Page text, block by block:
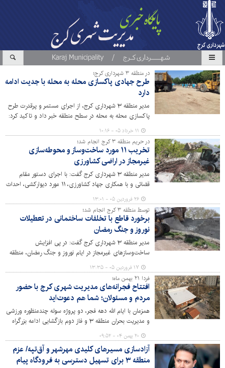
در منطقه ۳ شهرداری کرج؛
طرح جهادی پاکسازی محله به محله با جدیت ادامه
دارد
مدیر منطقه ۳ شهرداری کرج، از اجرای مستمر و پرقدرت طرح
پاکسازی محله به محله در سطح منطقه خبر داد و تاکید کرد:
این طرح با هدف زیباسازی محیط شهری، ارتقای کیفیت
خدمات و افزایش رضایتمندی شهروندان به صورت شبانه‌روزی
در حال اجراست.
۱۱ خرداد ۰۵ - ۱۰:۱۶
در حریم منطقه ۳ کرج انجام شد؛
تخریب ۱۱ مورد ساخت‌وساز و محوطه‌سازی
غیرمجاز در اراضی کشاورزی
مدیر منطقه ۳ شهرداری کرج گفت: با اجرای دستور مقام
قضائی و با همکاری جهاد کشاورزی، ۱۱ مورد دیوارکشی، احداث
بنا و محوطه‌سازی غیرمجاز در اراضی کشاورزی واقع در حریم
منطقه ۳ کرج شناسایی، تخریب و آزادسازی شد.
۲۶ فروردین ۰۵ - ۱۳:۰۱
توسط منطقه ۳ کرج انجام شد؛
برخورد قاطع با تخلفات ساختمانی در تعطیلات
نوروز و جنگ رمضان
مدیر منطقه ۳ شهرداری کرج گفت: در پی افزایش
ساخت‌وسازهای غیرمجاز در ایام نوروز و جنگ رمضان، منطقه
۳ شهرداری کرج با دستور قضایی و همکاری نیروی انتظامی،
هفت مورد دیوارکشی، سقف مازاد و بنای فاقد مجوز را تخریب
و قلع و قمع کرد.
۱۷ فروردین ۰۵ - ۱۳:۳۵
فردا ۲۱ بهمن ماه؛
افتتاح فجرانه‌های مدیریت شهری کرج با حضور
مردم و مسئولان؛ شما هم دعوت‌اید
همزمان با ایام الله دهه فجر، دو پروژه سوله چندمنظوره ورزشی
و مدیریت بحران منطقه ۳ و فاز دوم بازگشایی ادامه بزرگراه
حضور مردم، مسئولان و اصحاب رسانه به بهره‌برداری می‌رسد.
۲۰ بهمن ۰۴ - ۰۹:۵۲
آزادسازی مسیرهای کلیدی مهرشهر و آق‌تپه/ عزم
منطقه ۳ برای تسهیل دسترسی به فرودگاه پیام